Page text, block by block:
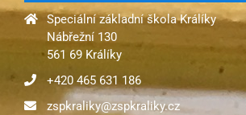
Speciální základní škola Králíky
Nábřežní 130
561 69 Králíky
+420 465 631 186
zspkraliky@zspkraliky.cz